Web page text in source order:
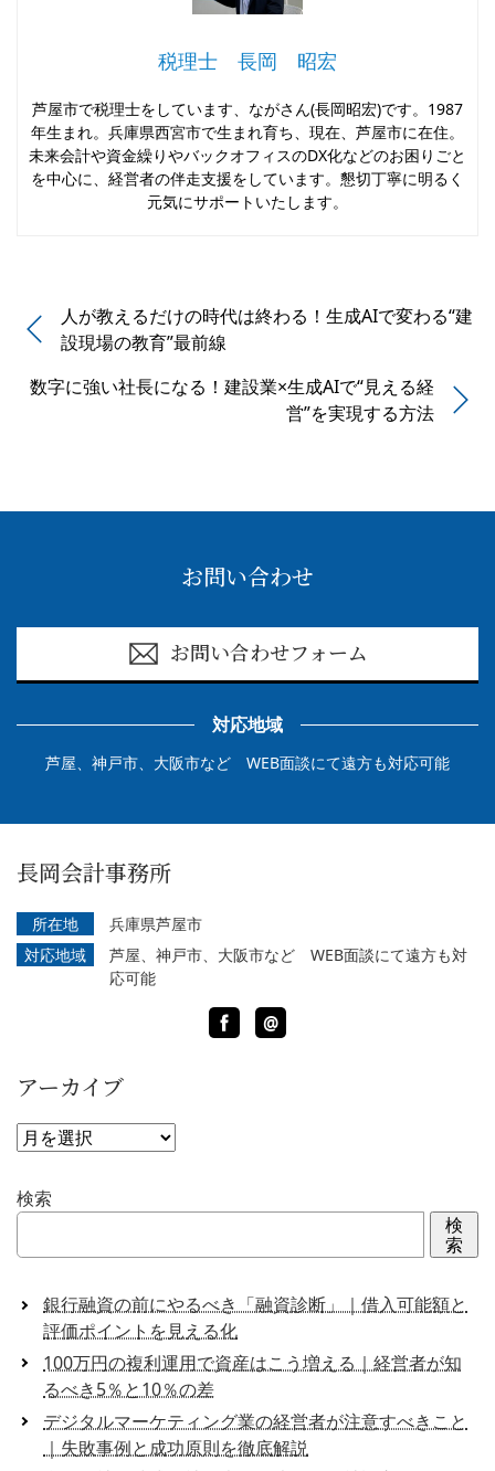
税理士 長岡 昭宏
芦屋市で税理士をしています、ながさん(長岡昭宏)です。1987
年生まれ。兵庫県西宮市で生まれ育ち、現在、芦屋市に在住。
未来会計や資金繰りやバックオフィスのDX化などのお困りごと
を中心に、経営者の伴走支援をしています。懇切丁寧に明るく
元気にサポートいたします。
人が教えるだけの時代は終わる！生成AIで変わる“建
設現場の教育”最前線
数字に強い社長になる！建設業×生成AIで“見える経
営”を実現する方法
お問い合わせ
お問い合わせフォーム
対応地域
芦屋、神戸市、大阪市など WEB面談にて遠方も対応可能
長岡会計事務所
所在地
兵庫県芦屋市
対応地域
芦屋、神戸市、大阪市など WEB面談にて遠方も対
応可能
Facebook
LINE
@
アーカイブ
ア
カ
イ
検索
検
索
銀行融資の前にやるべき「融資診断」｜借入可能額と
評価ポイントを見える化
100万円の複利運用で資産はこう増える｜経営者が知
るべき5％と10％の差
デジタルマーケティング業の経営者が注意すべきこと
｜失敗事例と成功原則を徹底解説